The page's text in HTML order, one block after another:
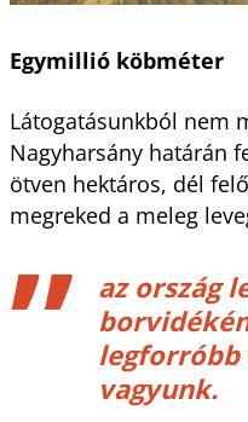
Egymillió köbméter
Látogatásunkból nem
Nagyharsány határán
ötven hektáros, dél
megreked a meleg
az ország
vagyunk.